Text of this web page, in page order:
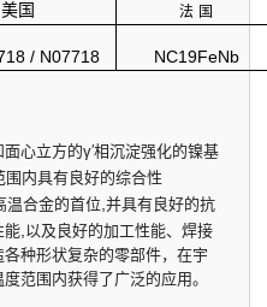
美国 法 国
/ N07718 NC19FeNb
面心立方的γ′相沉淀强化的镍基
内具有良好的综合性
合金的首位 并具有良好的抗
能 以及良好的加工性能、焊接
种形状复杂的零部件，在宇
范围内获得了广泛的应用。